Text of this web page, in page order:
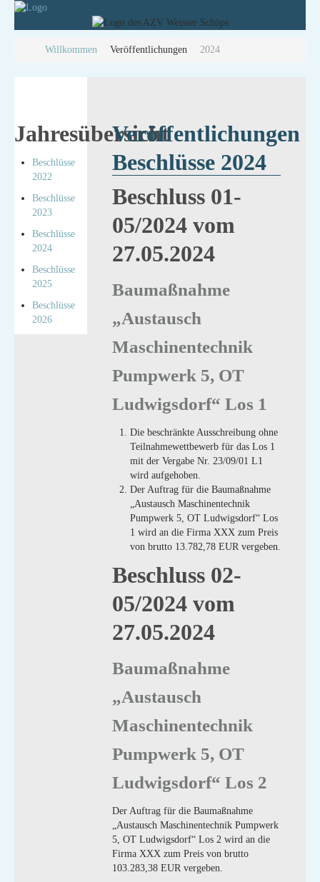
Willkommen Veröffentlichungen 2024
Jahresübersicht
Beschlüsse
2022
Beschlüsse
2023
Beschlüsse
2024
Beschlüsse
2025
Beschlüsse
2026
Veröffentlichungen
Beschlüsse 2024
Beschluss 01-
05/2024 vom
27.05.2024
Baumaßnahme
„Austausch
Maschinentechnik
Pumpwerk 5, OT
Ludwigsdorf“ Los 1
Die beschränkte Ausschreibung ohne
Teilnahmewettbewerb für das Los 1
mit der Vergabe Nr. 23/09/01 L1
wird aufgehoben.
Der Auftrag für die Baumaßnahme
„Austausch Maschinentechnik
Pumpwerk 5, OT Ludwigsdorf“ Los
1 wird an die Firma XXX zum Preis
von brutto 13.782,78 EUR vergeben.
Beschluss 02-
05/2024 vom
27.05.2024
Baumaßnahme
„Austausch
Maschinentechnik
Pumpwerk 5, OT
Ludwigsdorf“ Los 2
Der Auftrag für die Baumaßnahme
„Austausch Maschinentechnik Pumpwerk
5, OT Ludwigsdorf“ Los 2 wird an die
Firma XXX zum Preis von brutto
103.283,38 EUR vergeben.